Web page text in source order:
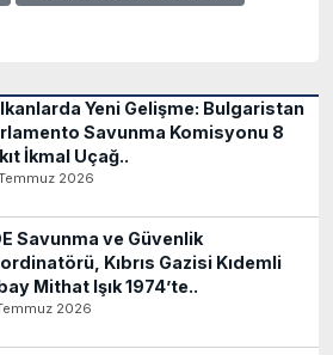
Yeni Gelişme: Bulgaristan
Savunma Komisyonu 8
İkmal Uçağ..
2026
Savunma ve Güvenlik
Kıbrıs Gazisi Kıdemli
Mithat Işık 1974’te..
2026